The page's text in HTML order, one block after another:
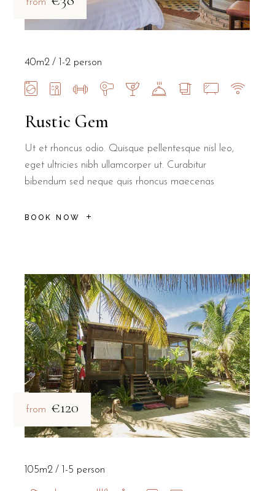
from
Rustic Gem
Ut et rhoncus odio. Quisque pellentesque nisl leo,
eget ultricies nibh ullamcorper ut. Curabitur
bibendum sed neque quis rhoncus maecenas
BOOK NOW
40m2 1-2 person
from €120
105m2 1-5 person